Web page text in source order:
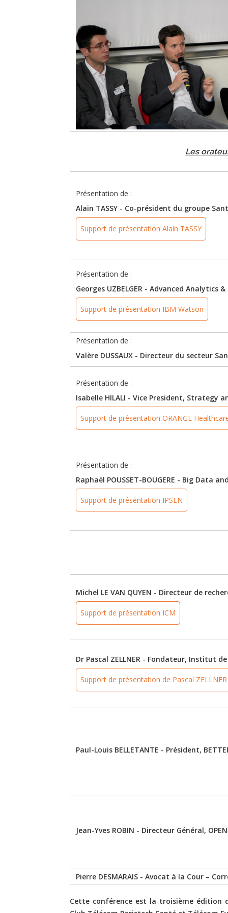
Les
Présentation de :
Alain TASSY - Co-président du groupe
Support de présentation Alain TASSY
Présentation de :
Georges UZBELGER - Advanced Analytics
Support de présentation IBM Watson
Présentation de :
Valère DUSSAUX - Directeur du secteur
Présentation de :
Isabelle HILALI - Vice President, Strategy
Support de présentation ORANGE
Présentation de :
Raphaël POUSSET-BOUGERE - Big Data
Support de présentation IPSEN
Michel LE VAN QUYEN - Directeur de
Support de présentation ICM
Dr Pascal ZELLNER - Fondateur, Institut
Support de présentation de Pascal ZELLNER
Paul-Louis BELLETANTE - Président,
Jean-Yves ROBIN - Directeur Général,
Pierre DESMARAIS - Avocat à la Cour –
Cette conférence est la troisième édition